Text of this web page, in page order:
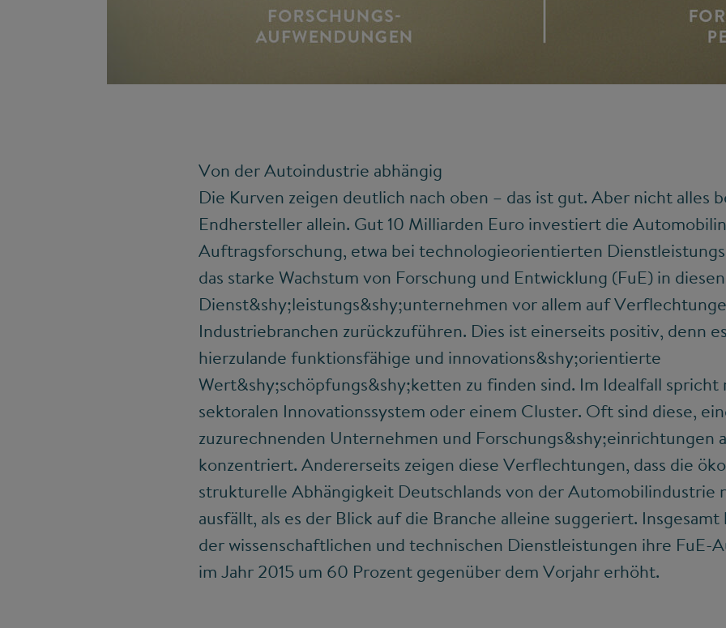
Von der Autoindustrie abhängig
Die Kurven zeigen deutlich nach oben – das ist gut. Aber nicht alles
Endhersteller allein. Gut 10 Milliarden Euro investiert die
Auftragsforschung, etwa bei technologieorientierten
das starke Wachstum von Forschung und Entwicklung (FuE) in diesen
Dienst&shy;leistungs&shy;unternehmen vor allem auf
Industriebranchen zurückzuführen. Dies ist einerseits positiv, denn
hierzulande funktionsfähige und innovations&shy;orientierte
Wert&shy;schöpfungs&shy;ketten zu finden sind. Im Idealfall spricht
sektoralen Innovationssystem oder einem Cluster. Oft sind diese,
zuzurechnenden Unternehmen und Forschungs&shy;einrichtungen
konzentriert. Andererseits zeigen diese Verflechtungen, dass die
strukturelle Abhängigkeit Deutschlands von der Automobilindustrie
ausfällt, als es der Blick auf die Branche alleine suggeriert.
der wissenschaftlichen und technischen Dienstleistungen ihre FuE-
im Jahr 2015 um 60 Prozent gegenüber dem Vorjahr erhöht.